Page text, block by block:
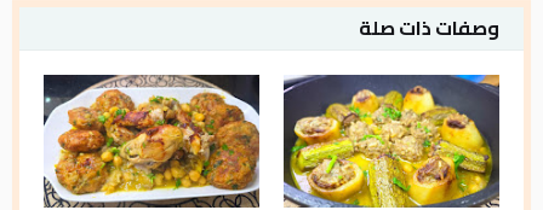
وصفات ذات صلة